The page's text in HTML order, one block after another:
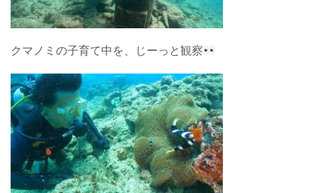
クマノミの子育て中を、じーっと観察